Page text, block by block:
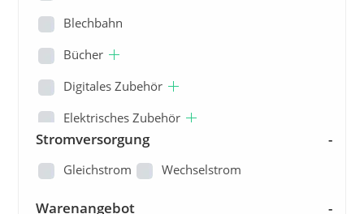
Blechbahn
Bücher
Digitales Zubehör
Elektrisches Zubehör
Ersatzteile
Fertiganlagen/Dioramen
Stromversorgung -
Gleichstrom Wechselstrom
Warenangebot -